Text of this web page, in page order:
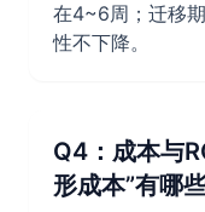
在4~6周；迁移
性不下降。
Q4：成本与
形成本”有哪